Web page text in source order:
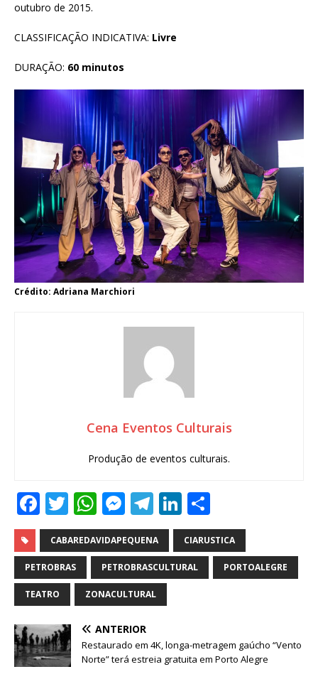
outubro de 2015.
CLASSIFICAÇÃO INDICATIVA: Livre
DURAÇÃO: 60 minutos
Crédito: Adriana Marchiori
Cena Eventos Culturais
Produção de eventos culturais.
F
a
c
e
b
o
o
k
T
w
it
te
W
h
at
s
A
p
M
e
ss
e
n
e
r
T
el
e
g
ra
Li
n
k
e
h
ar
e
CABAREDAVIDAPEQUENA CIARUSTICA
PETROBRAS PETROBRASCULTURAL PORTOALEGRE
TEATRO ZONACULTURAL
ANTERIOR
Restaurado em 4K, longa-metragem gaúcho “Vento
Norte” terá estreia gratuita em Porto Alegre